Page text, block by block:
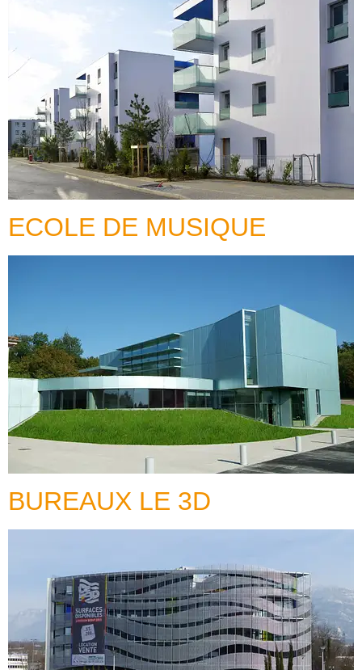
ECOLE DE MUSIQUE
BUREAUX LE 3D